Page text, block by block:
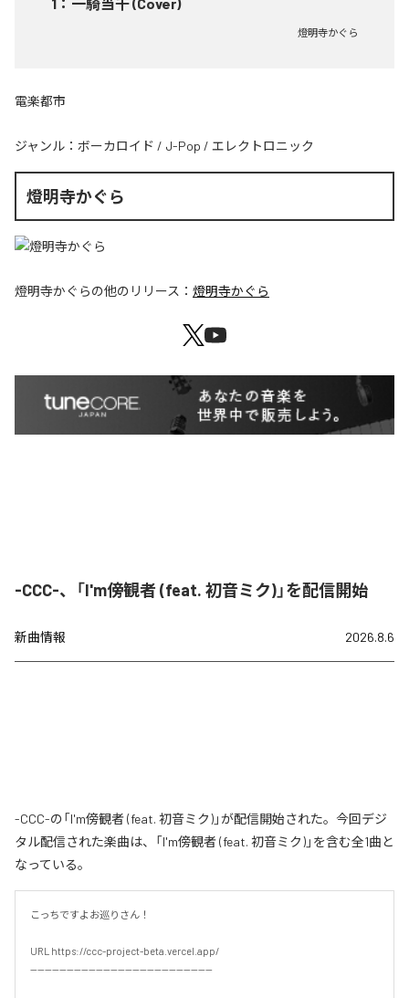
燈明寺かぐら
電楽都市
ジャンル： ボーカロイド / J-Pop / エレクトロニック
燈明寺かぐら
燈明寺かぐらの他のリリース： 燈明寺かぐら
-CCC-、「I'm傍観者 (feat. 初音ミク)」を配信開始
新曲情報 2026.8.6
-CCC-の「I'm傍観者 (feat. 初音ミク)」が配信開始された。今回デジ
タル配信された楽曲は、「I'm傍観者 (feat. 初音ミク)」を含む全1曲と
なっている。
こっちですよお巡りさん！
URL https://ccc-project-beta.vercel.app/
--------------------------------------------------